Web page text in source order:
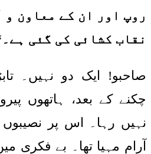
روپ اور ان کے معاون
نقاب کشائی کی گئی
صاحبو! ایک دو نہیں۔
چکنے کے بعد، ہاتھوں
نہیں رہا۔ اس پر
آرام مہیا تھا۔ بے فکری